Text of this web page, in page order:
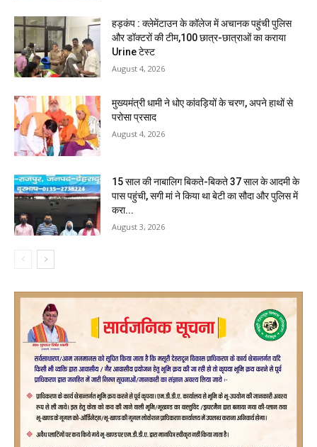
हड़कंप : क्लेमेंटाउन के कॉलेज में अचानक पहुंची पुलिस
और डॉक्टरों की टीम,100 छात्र-छात्राओं का कराया
Urine टेस्ट
August 4, 2026
मुख्यमंत्री धामी ने धोए कांवड़ियों के चरण, अपने हाथों से
परोसा प्रसाद
August 4, 2026
15 साल की नाबालिग बिकते-बिकते 37 साल के आदमी के
पास पहुंची, सगी मां ने किया था बेटी का सौदा और पुलिस में
करा...
August 3, 2026